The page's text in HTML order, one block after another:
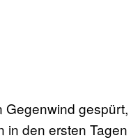
Gegenwind gespürt,
in den ersten Tagen